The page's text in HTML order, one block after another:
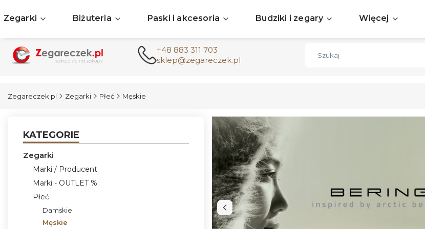
+48 883 311 703
sklep@zegareczek.pl
Zegarki Biżuteria Paski i akcesoria Budziki i zegary Więcej
Zegareczek.pl Zegarki Płeć Męskie
KATEGORIE
Zegarki
Marki / Producent
Marki - OUTLET %
Płeć
Damskie
Męskie